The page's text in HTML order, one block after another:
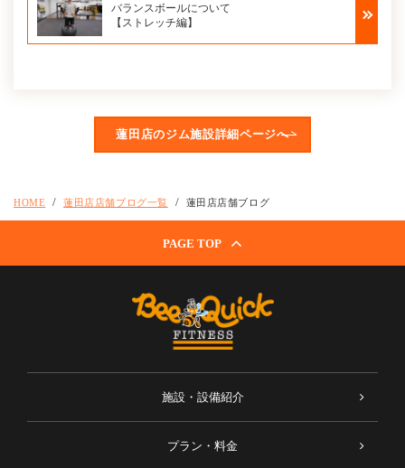
バランスボールについて
【ストレッチ編】
蓮田店のジム施設詳細ページへ
HOME 蓮田店店舗ブログ一覧 蓮田店店舗ブログ
PAGE TOP
施設・設備紹介
プラン・料金